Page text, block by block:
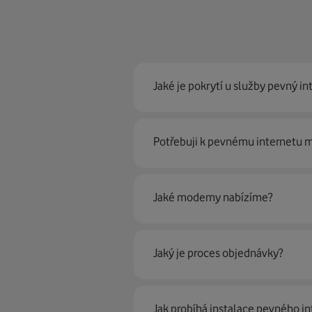
Jaké je pokrytí u služby pevný
Pevný internet můžeme
Potřebuji k pevnému internetu
Ano, potřebujete. Rádi vám ho
poradí naši proškolení prodejci
Jaké modemy nabízíme?
Jaký je proces objednávky?
Krok jedna je určitě ověření
Jak probíhá instalace pevného